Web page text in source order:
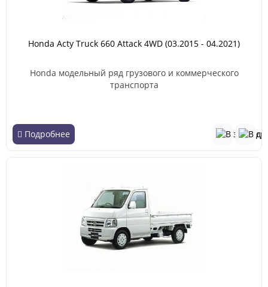
Honda Acty Truck 660 Attack 4WD (03.2015 - 04.2021)
Honda модельный ряд грузового и коммерческого
транспорта
Подробнее